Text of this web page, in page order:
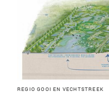
REGIO GOOI EN VECHTSTREEK